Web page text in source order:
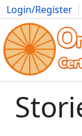
Login/Register
Movies Anime